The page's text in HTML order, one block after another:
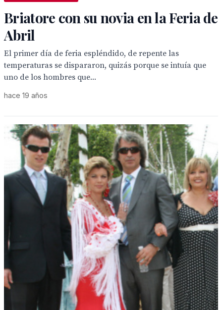
Briatore con su novia en la Feria de
Abril
El primer día de feria espléndido, de repente las
temperaturas se dispararon, quizás porque se intuía que
uno de los hombres que...
hace 19 años